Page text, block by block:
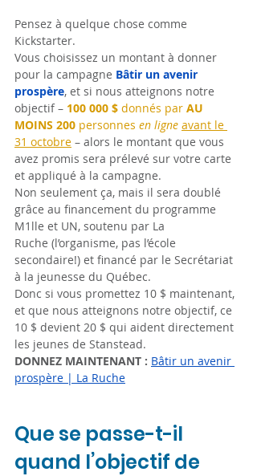
Pensez à quelque chose comme
Kickstarter.
Vous choisissez un montant à donner
pour la campagne Bâtir un avenir
prospère, et si nous atteignons notre
objectif – 100 000 $ donnés par AU
MOINS 200 personnes en ligne avant le
31 octobre – alors le montant que vous
avez promis sera prélevé sur votre carte
et appliqué à la campagne.
Non seulement ça, mais il sera doublé
grâce au financement du programme
M1lle et UN, soutenu par La
Ruche (l’organisme, pas l’école
secondaire!) et financé par le Secrétariat
à la jeunesse du Québec.
Donc si vous promettez 10 $ maintenant,
et que nous atteignons notre objectif, ce
10 $ devient 20 $ qui aident directement
les jeunes de Stanstead.
DONNEZ MAINTENANT : Bâtir un avenir
prospère | La Ruche
Que se passe-t-il
quand l’objectif de